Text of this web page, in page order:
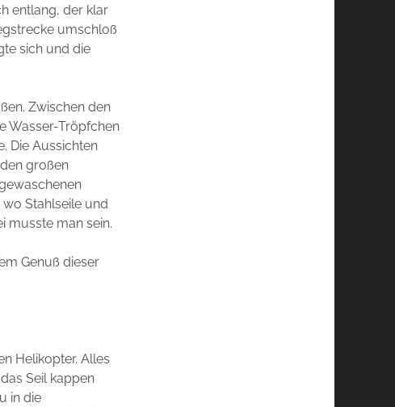
entlang, der klar
umschloß
sich und die
Zwischen den
Wasser-Tröpfchen
Die Aussichten
großen
Stahlseile und
musste man sein.
Genuß dieser
Helikopter. Alles
Seil kappen
in die